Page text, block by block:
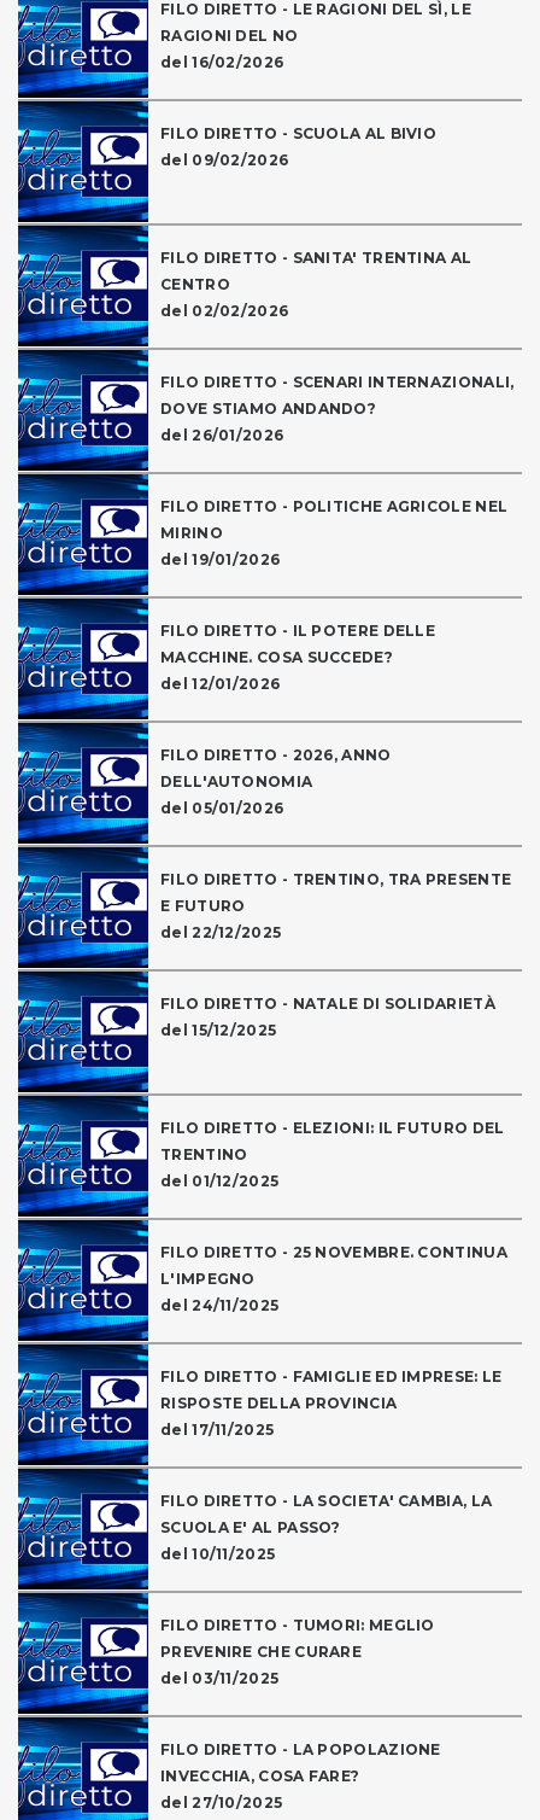
FILO DIRETTO - LE RAGIONI DEL SÌ, LE
RAGIONI DEL NO
del 16/02/2026
FILO DIRETTO - SCUOLA AL BIVIO
del 09/02/2026
FILO DIRETTO - SANITA' TRENTINA AL
CENTRO
del 02/02/2026
FILO DIRETTO - SCENARI INTERNAZIONALI,
DOVE STIAMO ANDANDO?
del 26/01/2026
FILO DIRETTO - POLITICHE AGRICOLE NEL
MIRINO
del 19/01/2026
FILO DIRETTO - IL POTERE DELLE
MACCHINE. COSA SUCCEDE?
del 12/01/2026
FILO DIRETTO - 2026, ANNO
DELL'AUTONOMIA
del 05/01/2026
FILO DIRETTO - TRENTINO, TRA PRESENTE
E FUTURO
del 22/12/2025
FILO DIRETTO - NATALE DI SOLIDARIETÀ
del 15/12/2025
FILO DIRETTO - ELEZIONI: IL FUTURO DEL
TRENTINO
del 01/12/2025
FILO DIRETTO - 25 NOVEMBRE. CONTINUA
L'IMPEGNO
del 24/11/2025
FILO DIRETTO - FAMIGLIE ED IMPRESE: LE
RISPOSTE DELLA PROVINCIA
del 17/11/2025
FILO DIRETTO - LA SOCIETA' CAMBIA, LA
SCUOLA E' AL PASSO?
del 10/11/2025
FILO DIRETTO - TUMORI: MEGLIO
PREVENIRE CHE CURARE
del 03/11/2025
FILO DIRETTO - LA POPOLAZIONE
INVECCHIA, COSA FARE?
del 27/10/2025